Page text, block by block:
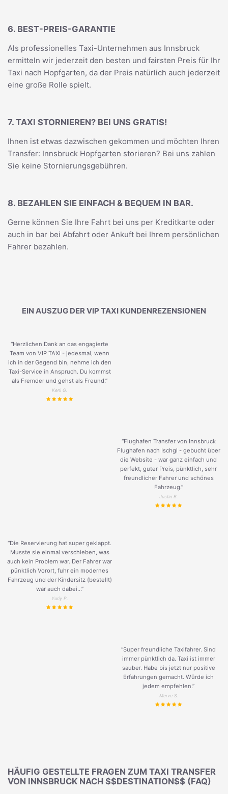
6. BEST-PREIS-GARANTIE
Als professionelles Taxi-Unternehmen aus Innsbruck
ermitteln wir jederzeit den besten und fairsten Preis für Ihr
Taxi nach Hopfgarten, da der Preis natürlich auch jederzeit
eine große Rolle spielt.
7. TAXI STORNIEREN? BEI UNS GRATIS!
Ihnen ist etwas dazwischen gekommen und möchten Ihren
Transfer: Innsbruck Hopfgarten storieren? Bei uns zahlen
Sie keine Stornierungsgebühren.
8. BEZAHLEN SIE EINFACH & BEQUEM IN BAR.
Gerne können Sie Ihre Fahrt bei uns per Kreditkarte oder
auch in bar bei Abfahrt oder Ankuft bei Ihrem persönlichen
Fahrer bezahlen.
EIN AUSZUG DER VIP TAXI KUNDENREZENSIONEN
“Herzlichen Dank an das engagierte
Team von VIP TAXI - jedesmal, wenn
ich in der Gegend bin, nehme ich den
Taxi-Service in Anspruch. Du kommst
als Fremder und gehst als Freund.”
Keni G.
“Flughafen Transfer von Innsbruck
Flughafen nach Ischgl - gebucht über
die Website - war ganz einfach und
perfekt, guter Preis, pünktlich, sehr
freundlicher Fahrer und schönes
Fahrzeug.”
Justin B.
“Die Reservierung hat super geklappt.
Musste sie einmal verschieben, was
auch kein Problem war. Der Fahrer war
pünktlich Vorort, fuhr ein modernes
Fahrzeug und der Kindersitz (bestellt)
war auch dabei...”
Yuriy P.
“Super freundliche Taxifahrer. Sind
immer pünktlich da. Taxi ist immer
sauber. Habe bis jetzt nur positive
Erfahrungen gemacht. Würde ich
jedem empfehlen.”
Merve S.
HÄUFIG GESTELLTE FRAGEN ZUM TAXI TRANSFER
VON INNSBRUCK NACH $$DESTINATION$$ (FAQ)